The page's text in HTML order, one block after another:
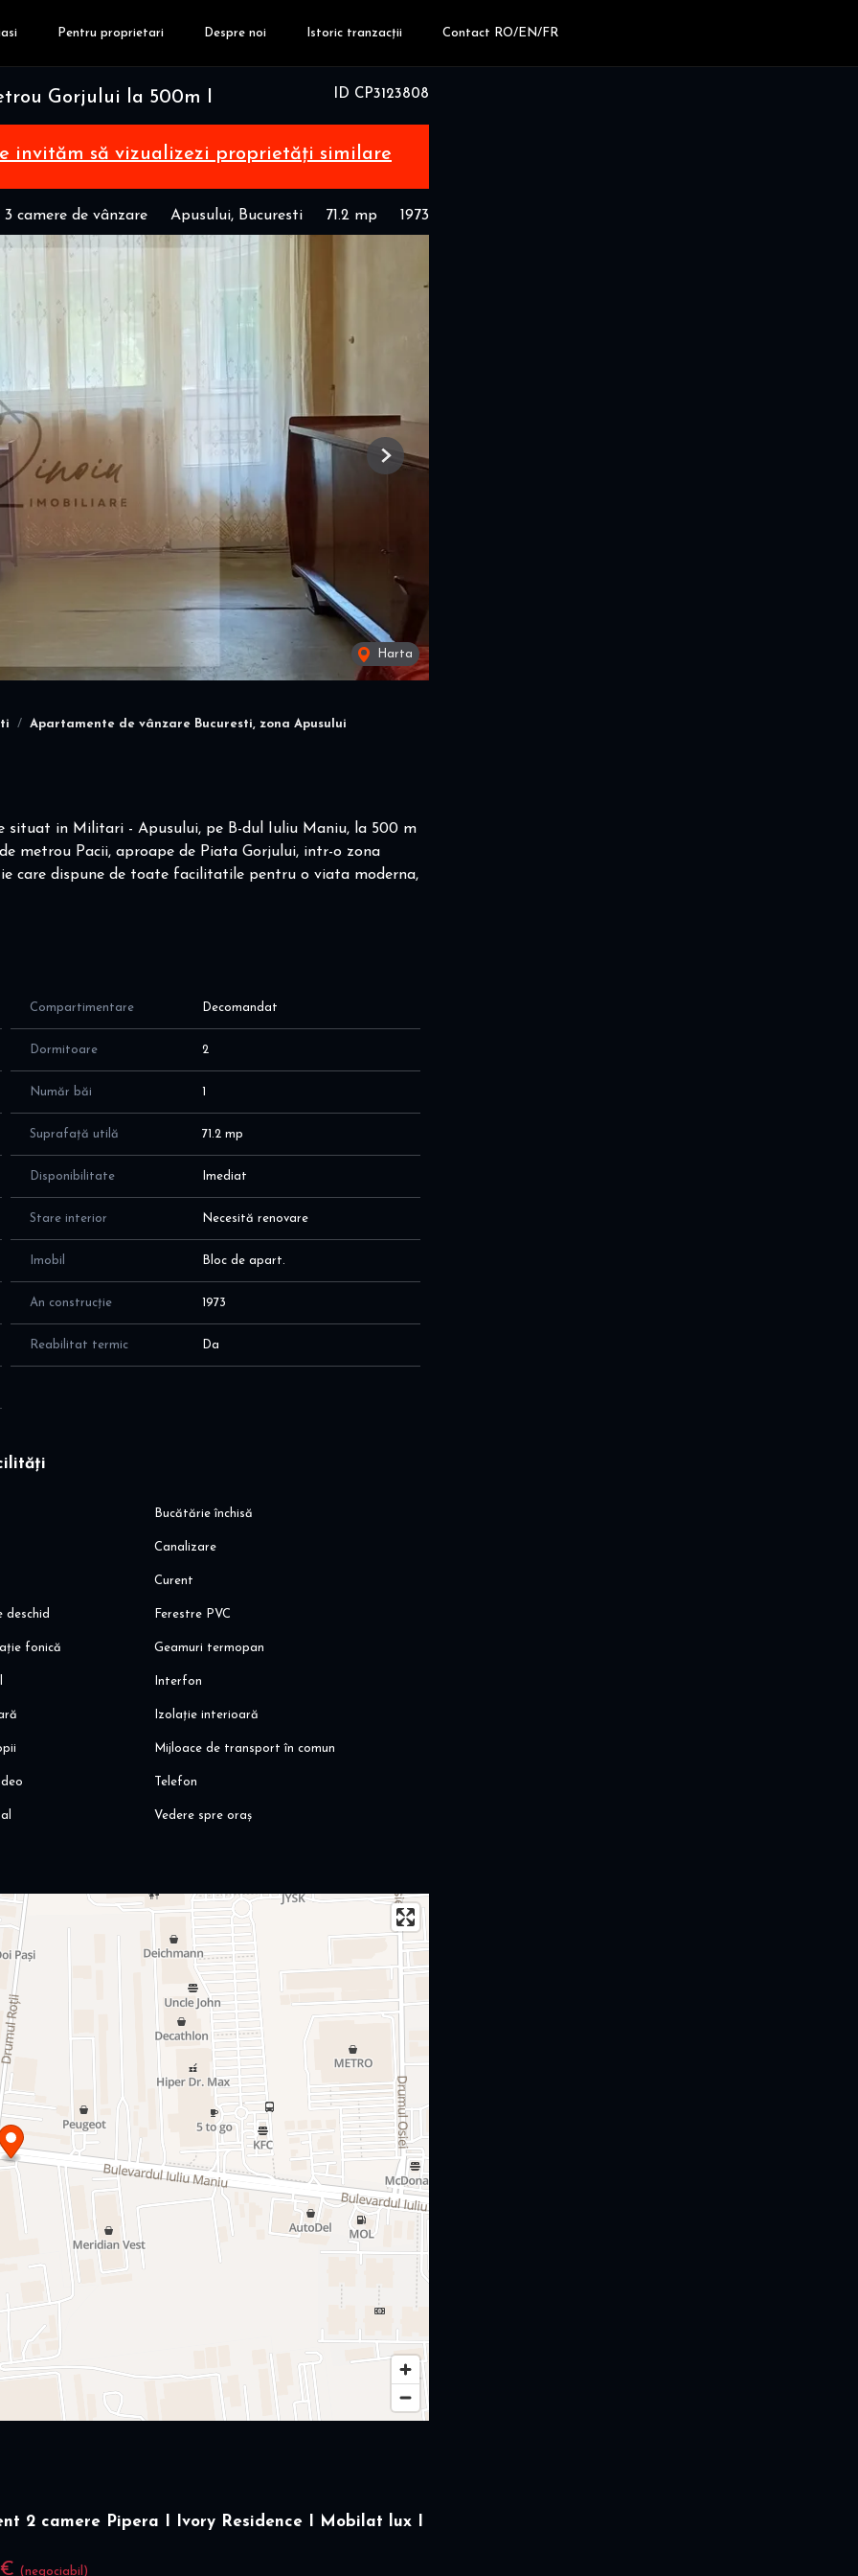
Pentru proprietari Despre noi Istoric tranzacții Contact RO/EN/FR
ID CP3123808
Gorjului la 500m I
invităm să vizualizezi proprietăți similare
camere de vânzare Apusului, Bucuresti 71.2 mp 1973
Harta
Next
Apartamente de vânzare Bucuresti, zona Apusului
situat in Militari - Apusului, pe B-dul Iuliu Maniu, la 500 m
metrou Pacii, aproape de Piata Gorjului, intr-o zona
care dispune de toate facilitatile pentru o viata moderna,
in functie de dorintele si nevoile d-stra!
credite - comision 0% - colaborare cu toate băncile din
si a spatiilor pe 2 zone - de zi si de noapte, dupa cum
2,6 mp + camara de 1 mp
naturala
functie de dorintele si nevoile d-stra
Compartimentare Decomandat
Dormitoare 2
Număr băi 1
Suprafață utilă 71.2 mp
Disponibilitate Imediat
Stare interior Necesită renovare
Imobil Bloc de apart.
An construcție 1973
Reabilitat termic Da
Bucătărie închisă
Canalizare
Curent
deschid Ferestre PVC
fonică Geamuri termopan
Interfon
Izolație interioară
Mijloace de transport în comun
Telefon
Vedere spre oraș
2 camere Pipera I Ivory Residence I Mobilat lux I
(negociabil)